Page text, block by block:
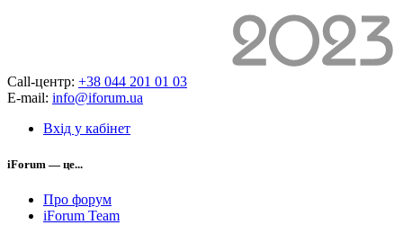
Call-центр: +38 044 201 01 03
E-mail: info@iforum.ua
Вхід у кабінет
iForum — це...
Про форум
iForum Team